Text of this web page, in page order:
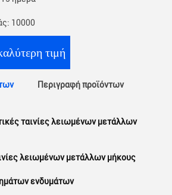
10000
τιμή
Περιγραφή προϊόντων
ταινίες λειωμένων μετάλλων
λειωμένων μετάλλων μήκους
ενδυμάτων